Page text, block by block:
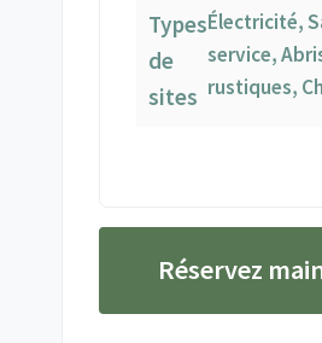
Types
de
sites
Électricité,
service,
rustiques,
Réservez